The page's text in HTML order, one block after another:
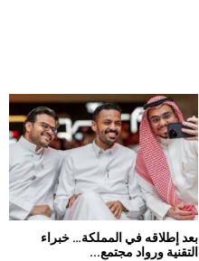
بعد إطلاقه في المملكة… خبراء
التقنية ورواد مجتمع...